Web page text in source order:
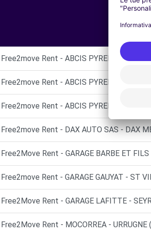
Free2move Rent - ABCIS PYRENEES BY
Free2move Rent - ABCIS PYRENEES BY
Free2move Rent - ABCIS PYRENEES BY
Free2move Rent - DAX AUTO SAS - DAX
Free2Move Rent - GARAGE BARBE ET
Free2move Rent - GARAGE GAUYAT - ST
Free2Move Rent - GARAGE LAFITTE -
Free2Move Rent - MOCORREA - URRUGNE